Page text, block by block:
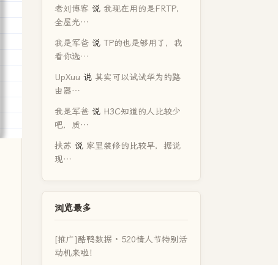
老刘博客 说 我现在用的是FRTP，
全屋光…
我是军爸 说 TP的也是够用了，我
看你选…
UpXuu 说 其实可以试试华为的路
由器…
我是军爸 说 H3C知道的人比较少
吧，质…
扶苏 说 家里装修的比较早，据说
现…
浏览最多
[推广]酷鸭数据 · 520情人节特别活
动机来啦！